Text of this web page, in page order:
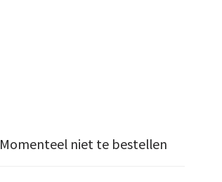
Momenteel niet te bestellen